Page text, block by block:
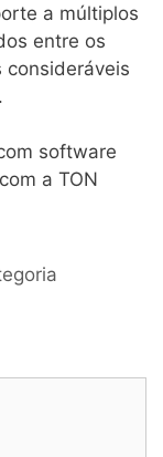
a múltiplos
entre os
consideráveis
software
a TON